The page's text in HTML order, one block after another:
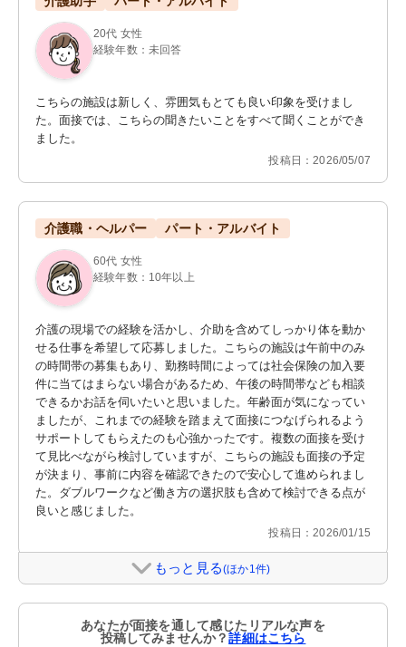
20代 女性
経験年数：未回答
こちらの施設は新しく、雰囲気もとても良い印象を受けまし
た。面接では、こちらの聞きたいことをすべて聞くことができ
ました。
投稿日：2026/05/07
介護職・ヘルパー パート・アルバイト
60代 女性
経験年数：10年以上
介護の現場での経験を活かし、介助を含めてしっかり体を動か
せる仕事を希望して応募しました。こちらの施設は午前中のみ
の時間帯の募集もあり、勤務時間によっては社会保険の加入要
件に当てはまらない場合があるため、午後の時間帯なども相談
できるかお話を伺いたいと思いました。年齢面が気になってい
ましたが、これまでの経験を踏まえて面接につなげられるよう
サポートしてもらえたのも心強かったです。複数の面接を受け
て見比べながら検討していますが、こちらの施設も面接の予定
が決まり、事前に内容を確認できたので安心して進められまし
た。ダブルワークなど働き方の選択肢も含めて検討できる点が
良いと感じました。
投稿日：2026/01/15
もっと見る(ほか1件)
あなたが面接を通して感じたリアルな声を
投稿してみませんか？詳細はこちら